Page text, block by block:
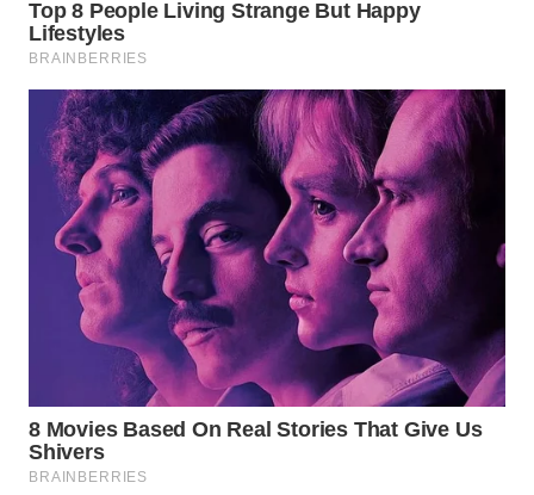
KONSUMEN
LISTRIK
WAHANA
TRAVEL
WAHANA
TV
WAHANANEWS
WAHANANEWS
CO ID